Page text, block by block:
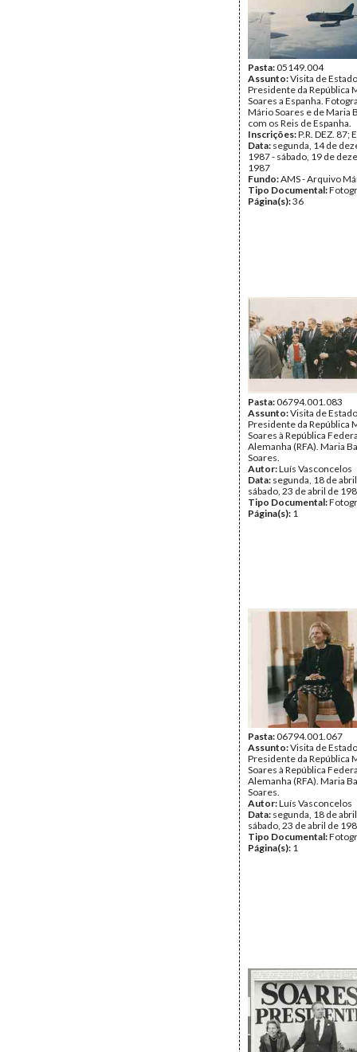
Pasta:05149.004
Assunto:Visita de
Presidente da República
Soares a Espanha.
Mário Soares e de Maria
com os Reis de Espanha.
Inscrições:P.R. DEZ. 87;
Data: segunda, 14 de
1987 - sábado, 19 de
1987
Fundo:AMS - Arquivo
Tipo Documental:
Página(s):36
Pasta:06794.001.083
Assunto:Visita de
Presidente da República
Soares à República
Alemanha (RFA). Maria
Soares.
Autor:Luís Vasconcelos
Data: segunda, 18 de
sábado, 23 de abril de
Tipo Documental:
Página(s): 1
Pasta:06794.001.067
Assunto:Visita de
Presidente da República
Soares à República
Alemanha (RFA). Maria
Soares.
Autor:Luís Vasconcelos
Data: segunda, 18 de
sábado, 23 de abril de
Tipo Documental:
Página(s): 1